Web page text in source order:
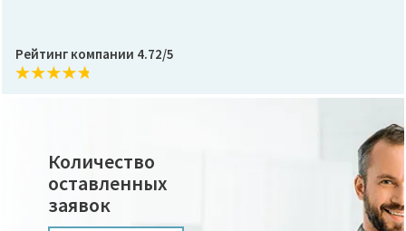
Рейтинг компании 4.72/5
Количество
оставленных
заявок